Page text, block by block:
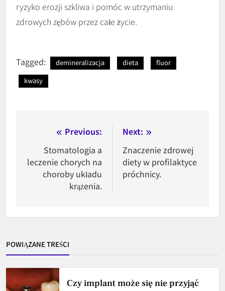
ryzyko erozji szkliwa i pomóc w utrzymaniu
zdrowych zębów przez całe życie.
Tagged: demineralizacja dieta
fluor
kwasy
Nawigacja
wpisu
Previous:
Stomatologia a
leczenie chorych na
choroby układu
krążenia.
Next:
Znaczenie zdrowej
diety w profilaktyce
próchnicy.
POWIĄZANE TREŚCI
Czy implant może się nie przyjąć